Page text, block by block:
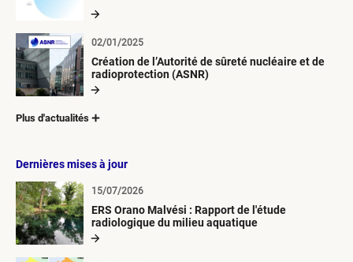
Création de l’Autorité de sûreté nucléaire et de
radioprotection (ASNR)
02/01/2025
Plus d'actualités
Dernières mises à jour
ERS Orano Malvési : Rapport de l'étude
radiologique du milieu aquatique
15/07/2026